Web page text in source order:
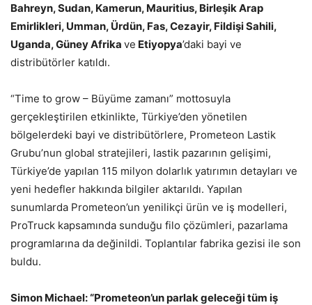
Bahreyn, Sudan, Kamerun, Mauritius, Birleşik Arap
Emirlikleri, Umman, Ürdün, Fas, Cezayir, Fildişi Sahili,
Uganda, Güney Afrika ve Etiyopya’daki bayi ve
distribütörler katıldı.
“Time to grow – Büyüme zamanı” mottosuyla
gerçekleştirilen etkinlikte, Türkiye’den yönetilen
bölgelerdeki bayi ve distribütörlere, Prometeon Lastik
Grubu’nun global stratejileri, lastik pazarının gelişimi,
Türkiye’de yapılan 115 milyon dolarlık yatırımın detayları ve
yeni hedefler hakkında bilgiler aktarıldı. Yapılan
sunumlarda Prometeon’un yenilikçi ürün ve iş modelleri,
ProTruck kapsamında sunduğu filo çözümleri, pazarlama
programlarına da değinildi. Toplantılar fabrika gezisi ile son
buldu.
Simon Michael: “Prometeon’un parlak geleceği tüm iş